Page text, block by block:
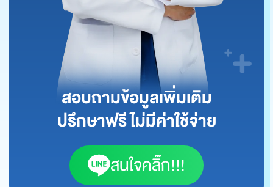
สอบถามข้อมูลเพิ่มเติม
ปรึกษาฟรี ไม่มีค่าใช้จ่าย
สนใจคลิ๊ก!!!